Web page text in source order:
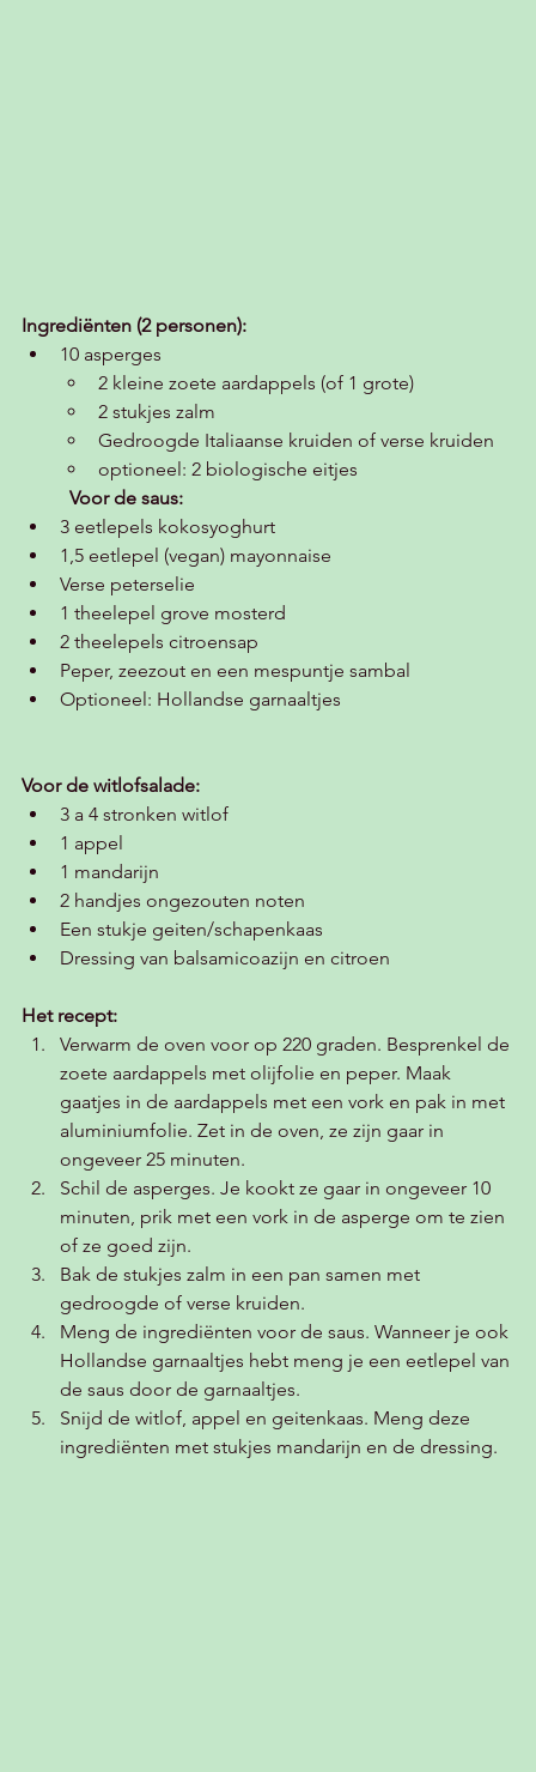
Ingrediënten (2 personen):
10 asperges
2 kleine zoete aardappels (of 1 grote)
2 stukjes zalm
Gedroogde Italiaanse kruiden of verse kruiden
optioneel: 2 biologische eitjes
Voor de saus:
3 eetlepels kokosyoghurt
1,5 eetlepel (vegan) mayonnaise
Verse peterselie
1 theelepel grove mosterd
2 theelepels citroensap
Peper, zeezout en een mespuntje sambal
Optioneel: Hollandse garnaaltjes
Voor de witlofsalade:
3 a 4 stronken witlof
1 appel
1 mandarijn
2 handjes ongezouten noten
Een stukje geiten/schapenkaas
Dressing van balsamicoazijn en citroen
Het recept:
Verwarm de oven voor op 220 graden. Besprenkel de
zoete aardappels met olijfolie en peper. Maak
gaatjes in de aardappels met een vork en pak in met
aluminiumfolie. Zet in de oven, ze zijn gaar in
ongeveer 25 minuten.
Schil de asperges. Je kookt ze gaar in ongeveer 10
minuten, prik met een vork in de asperge om te zien
of ze goed zijn.
Bak de stukjes zalm in een pan samen met
gedroogde of verse kruiden.
Meng de ingrediënten voor de saus. Wanneer je ook
Hollandse garnaaltjes hebt meng je een eetlepel van
de saus door de garnaaltjes.
Snijd de witlof, appel en geitenkaas. Meng deze
ingrediënten met stukjes mandarijn en de dressing.